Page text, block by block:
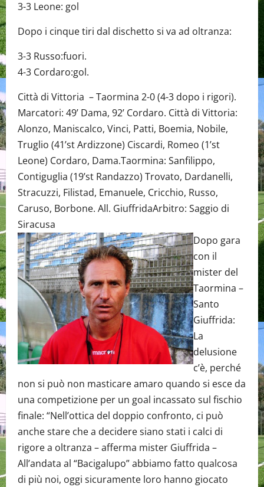
3-3 Leone: gol
Dopo i cinque tiri dal dischetto si va ad oltranza:
3-3 Russo:fuori.
4-3 Cordaro:gol.
Città di Vittoria – Taormina 2-0 (4-3 dopo i rigori).
Marcatori: 49’ Dama, 92’ Cordaro. Città di Vittoria:
Alonzo, Maniscalco, Vinci, Patti, Boemia, Nobile,
Truglio (41’st Ardizzone) Ciscardi, Romeo (1’st
Leone) Cordaro, Dama.Taormina: Sanfilippo,
Contiguglia (19’st Randazzo) Trovato, Dardanelli,
Stracuzzi, Filistad, Emanuele, Cricchio, Russo,
Caruso, Borbone. All. GiuffridaArbitro: Saggio di
Siracusa
Dopo gara
con il
mister del
Taormina –
Santo
Giuffrida:
La
delusione
c’è, perché
non si può non masticare amaro quando si esce da
una competizione per un goal incassato sul fischio
finale: “Nell’ottica del doppio confronto, ci può
anche stare che a decidere siano stati i calci di
rigore a oltranza – afferma mister Giuffrida –
All’andata al “Bacigalupo” abbiamo fatto qualcosa
di più noi, oggi sicuramente loro hanno giocato